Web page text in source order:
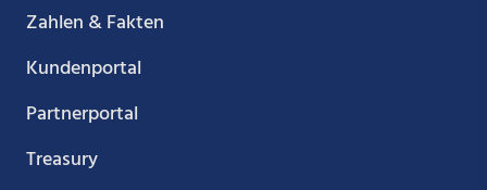
Zahlen & Fakten
Kundenportal
Partnerportal
Treasury